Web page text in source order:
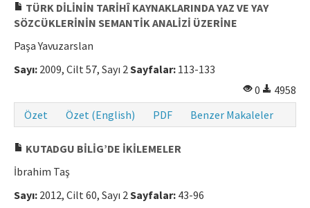
TÜRK DİLİNİN TARİHÎ KAYNAKLARINDA YAZ VE YAY
SÖZCÜKLERİNİN SEMANTİK ANALİZİ ÜZERİNE
Paşa Yavuzarslan
Sayı: 2009, Cilt 57, Sayı 2Sayfalar: 113-133
0
4958
Özet
Özet (English) PDF Benzer Makaleler
KUTADGU BİLİG’DE İKİLEMELER
İbrahim Taş
Sayı: 2012, Cilt 60, Sayı 2Sayfalar: 43-96